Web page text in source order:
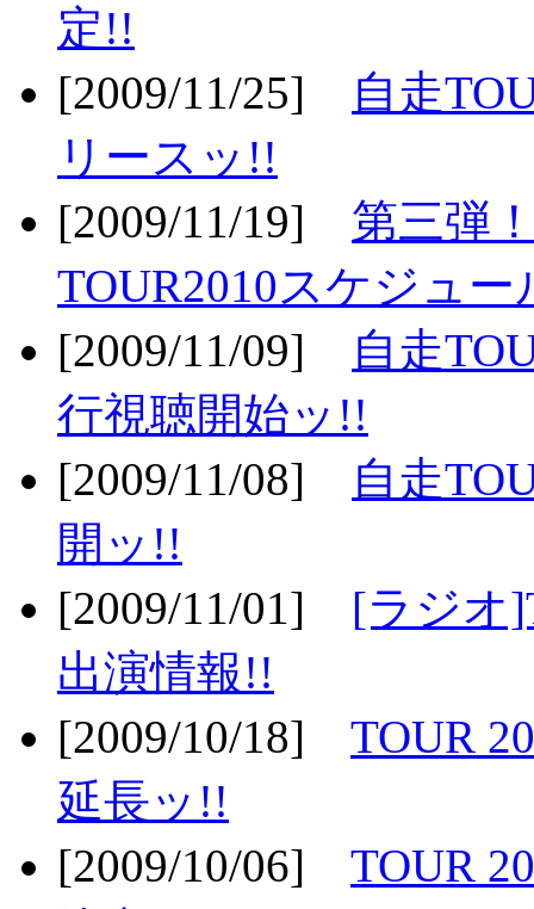
定!!
[2009/11/25]
自走
リースッ!!
[2009/11/19] 第三弾
TOUR2010スケジュー
[2009/11/09]
自走
行視聴開始ッ!!
[2009/11/08]
自走
開ッ!!
[2009/11/01] [ラジオ
出演情報!!
[2009/10/18] TOUR
延長ッ!!
[2009/10/06] TOUR